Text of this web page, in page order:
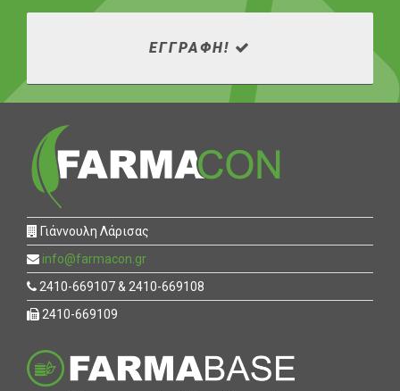
ΕΓΓΡΑΦΗ!
Γιάννουλη Λάρισας
info@farmacon.gr
2410-669107 & 2410-669108
2410-669109